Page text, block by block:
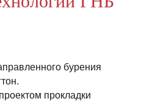
бурения
прокладки